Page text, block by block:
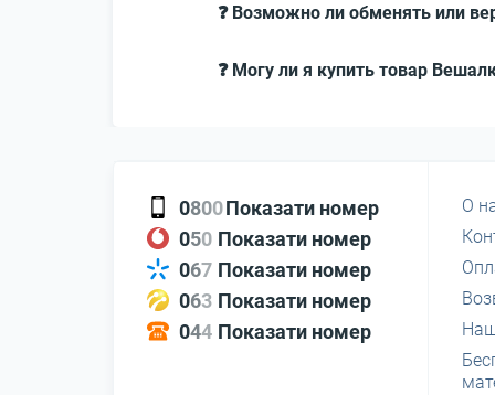
❓ Возможно ли обменять или
❓ Могу ли я купить товар
0800Показати номер
050 Показати номер
067 Показати номер
063 Показати номер
044 Показати номер
О